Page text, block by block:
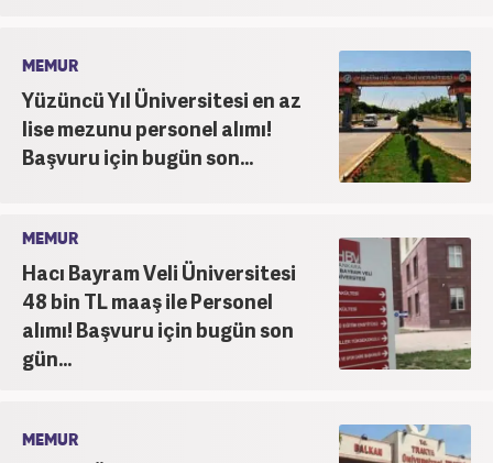
MEMUR
Yüzüncü Yıl Üniversitesi en az
lise mezunu personel alımı!
Başvuru için bugün son...
MEMUR
Hacı Bayram Veli Üniversitesi
48 bin TL maaş ile Personel
alımı! Başvuru için bugün son
gün...
MEMUR